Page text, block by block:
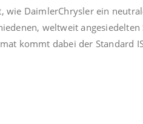
DaimlerChrysler ein
weltweit
kommt dabei der Standard